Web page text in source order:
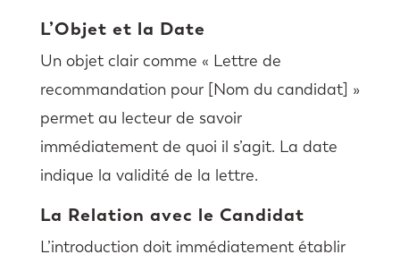
L’Objet et la Date
Un objet clair comme « Lettre de
recommandation pour [Nom du candidat] »
permet au lecteur de savoir
immédiatement de quoi il s’agit. La date
indique la validité de la lettre.
La Relation avec le Candidat
L’introduction doit immédiatement établir